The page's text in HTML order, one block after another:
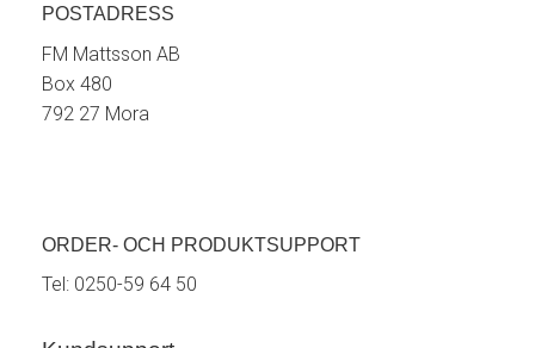
POSTADRESS
FM Mattsson AB
Box 480
792 27 Mora
ORDER- OCH PRODUKTSUPPORT
Tel: 0250-59 64 50